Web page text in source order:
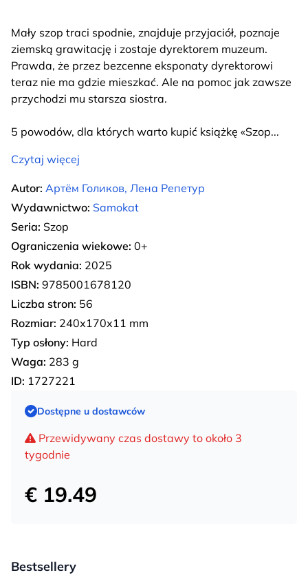
Mały szop traci spodnie, znajduje przyjaciół, poznaje
ziemską grawitację i zostaje dyrektorem muzeum.
Prawda, że przez bezcenne eksponaty dyrektorowi
teraz nie ma gdzie mieszkać. Ale na pomoc jak zawsze
przychodzi mu starsza siostra.
5 powodów, dla których warto kupić książkę «Szop...
Czytaj więcej
Autor: Артём Голиков, Лена Репетур
Wydawnictwo: Samokat
Seria: Szop
Ograniczenia wiekowe: 0+
Rok wydania: 2025
ISBN: 9785001678120
Liczba stron: 56
Rozmiar: 240х170х11 mm
Typ osłony: Hard
Waga: 283 g
ID: 1727221
Dostępne u dostawców
Przewidywany czas dostawy to około 3
tygodnie
€ 19.49
Bestsellery